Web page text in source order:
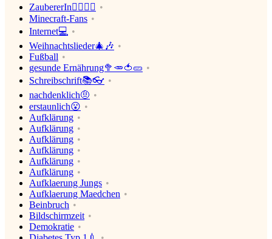
ZaubererIn🧙‍♂️🧙‍♀️
Minecraft-Fans
Internet💻
Weihnachtslieder🎄🎶
Fußball
gesunde Ernährung🥦🥕🍅🥒
Schreibschrift📚👓
nachdenklich🤨
erstaunlich😮
Aufklärung
Aufklärung
Aufklärung
Aufklärung
Aufklärung
Aufklärung
Aufklaerung Jungs
Aufklaerung Maedchen
Beinbruch
Bildschirmzeit
Demokratie